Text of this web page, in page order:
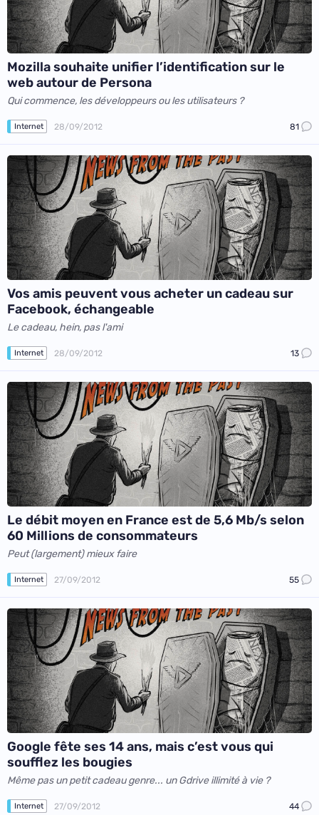
Mozilla souhaite unifier l’identification sur le
web autour de Persona
Qui commence, les développeurs ou les utilisateurs ?
Internet 28/09/2012 81
Vos amis peuvent vous acheter un cadeau sur
Facebook, échangeable
Le cadeau, hein, pas l'ami
Internet 28/09/2012 13
Le débit moyen en France est de 5,6 Mb/s selon
60 Millions de consommateurs
Peut (largement) mieux faire
Internet 27/09/2012 55
Google fête ses 14 ans, mais c’est vous qui
soufflez les bougies
Même pas un petit cadeau genre... un Gdrive illimité à vie ?
Internet 27/09/2012 44